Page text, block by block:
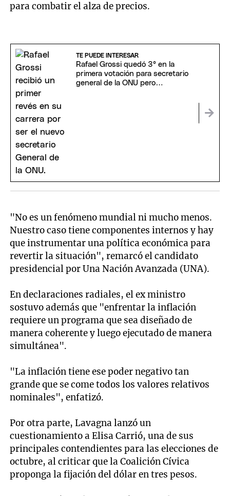
para combatir el alza de precios.
TE PUEDE INTERESAR
Rafael Grossi quedó 3° en la
primera votación para secretario
general de la ONU pero
"No es un fenómeno mundial ni mucho menos.
Nuestro caso tiene componentes internos y hay
que instrumentar una política económica para
revertir la situación", remarcó el candidato
presidencial por Una Nación Avanzada (UNA).
En declaraciones radiales, el ex ministro
sostuvo además que "enfrentar la inflación
requiere un programa que sea diseñado de
manera coherente y luego ejecutado de manera
simultánea".
"La inflación tiene ese poder negativo tan
grande que se come todos los valores relativos
nominales", enfatizó.
Por otra parte, Lavagna lanzó un
cuestionamiento a Elisa Carrió, una de sus
principales contendientes para las elecciones de
octubre, al criticar que la Coalición Cívica
proponga la fijación del dólar en tres pesos.